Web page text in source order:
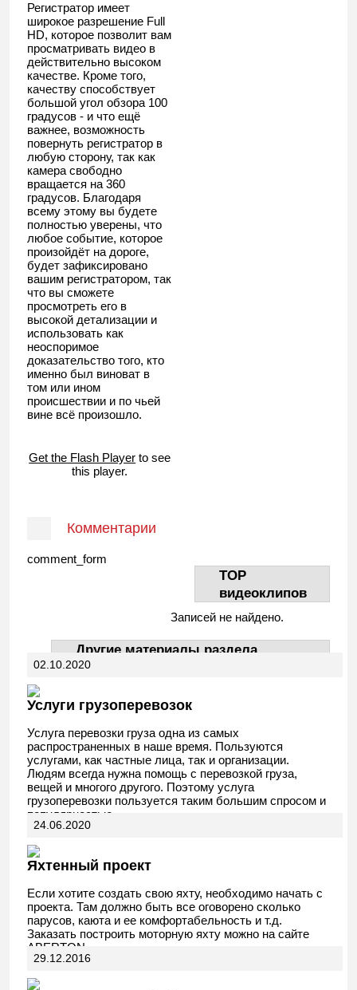
Регистратор имеет
широкое разрешение Full
HD, которое позволит вам
просматривать видео в
действительно высоком
качестве. Кроме того,
качеству способствует
большой угол обзора 100
градусов - и что ещё
важнее, возможность
повернуть регистратор в
любую сторону, так как
камера свободно
вращается на 360
градусов. Благодаря
всему этому вы будете
полностью уверены, что
любое событие, которое
произойдёт на дороге,
будет зафиксировано
вашим регистратором, так
что вы сможете
просмотреть его в
высокой детализации и
использовать как
неоспоримое
доказательство того, кто
именно был виноват в
том или ином
происшествии и по чьей
вине всё произошло.
Get the Flash Player to see
this player.
Комментарии
comment_form
TOP
видеоклипов
Записей не найдено.
Другие материалы раздела
АвтоДела
02.10.2020
Услуги грузоперевозок
Услуга перевозки груза одна из самых
распространенных в наше время. Пользуются
услугами, как частные лица, так и организации.
Людям всегда нужна помощь с перевозкой груза,
вещей и многого другого. Поэтому услуга
грузоперевозки пользуется таким большим спросом и
популярностью.
24.06.2020
Яхтенный проект
Если хотите создать свою яхту, необходимо начать с
проекта. Там должно быть все оговорено сколько
парусов, каюта и ее комфортабельность и т.д.
Заказать построить моторную яхту можно на сайте
ABERTON.
29.12.2016